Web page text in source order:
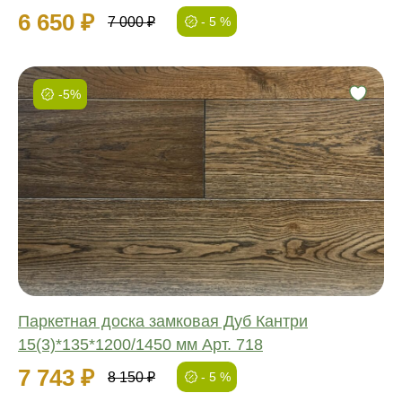
6 650 ₽ 7 000 ₽ - 5 %
-5%
Паркетная доска замковая Дуб Кантри
15(3)*135*1200/1450 мм Арт. 718
7 743 ₽ 8 150 ₽ - 5 %
Фаска:
Соединение:
Обработка:
Длина:
Ширина:
Толщина: